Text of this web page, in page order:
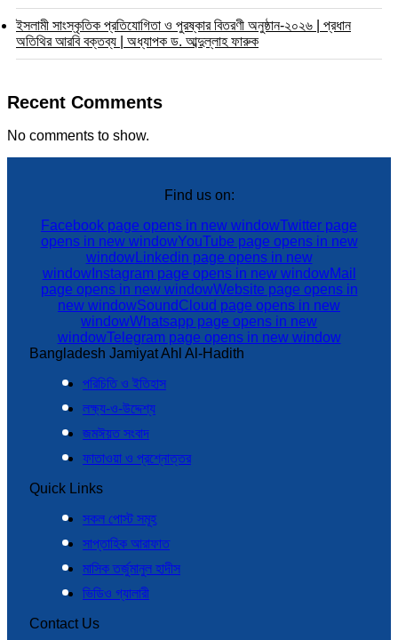
ইসলামী সাংস্কৃতিক প্রতিযোগিতা ও পুরষ্কার বিতরণী অনুষ্ঠান-২০২৬ | প্রধান
অতিথির আরবি বক্তব্য | অধ্যাপক ড. আব্দুল্লাহ ফারুক
Recent Comments
No comments to show.
Find us on:
Facebook page opens in new windowTwitter page
opens in new windowYouTube page opens in new
windowLinkedin page opens in new
windowInstagram page opens in new windowMail
page opens in new windowWebsite page opens in
new windowSoundCloud page opens in new
windowWhatsapp page opens in new
windowTelegram page opens in new window
Bangladesh Jamiyat Ahl Al-Hadith
পরিচিতি ও ইতিহাস
লক্ষ্য-ও-উদ্দেশ্য
জমঈয়ত সংবাদ
ফাতাওয়া ও প্রশ্নোত্তর
Quick Links
সকল পোস্ট সমূহ
সাপ্তাহিক আরাফাত
মাসিক তর্জুমানুল হাদীস
ভিডিও গ্যালারী
Contact Us